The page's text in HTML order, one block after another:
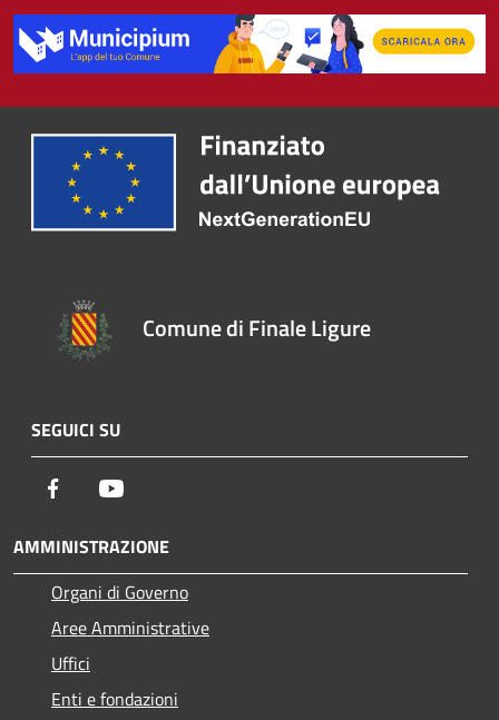
Comune di Finale Ligure
SEGUICI SU
Facebook
AMMINISTRAZIONE
Organi di Governo
Aree Amministrative
Uffici
Enti e fondazioni